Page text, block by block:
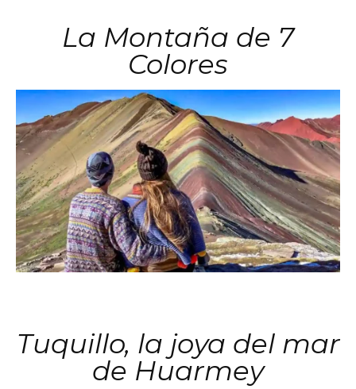
La Montaña de 7
Colores
Tuquillo, la joya del mar
de Huarmey